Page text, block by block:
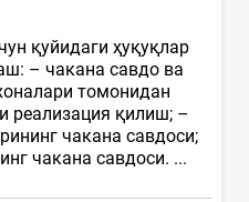
қуйидаги ҳуқуқлар
– чакана савдо ва
томонидан
реализация қилиш; –
чакана савдоси;
чакана савдоси. ...